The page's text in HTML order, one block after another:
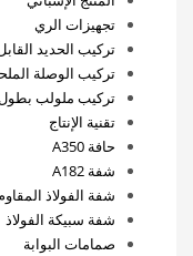
تجهيزات الري
تركيب الحديد
تركيب الوصلة
تركيب ملولب بطول 150 رطل
تقنية الإنتاج
حافة A350
شفة A182
شفة الفولاذ
شفة سبيكة الفولاذ
صمامات البوابة